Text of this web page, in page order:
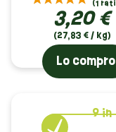
3,20 €
(27,83 € / kg)
Lo compro
9in